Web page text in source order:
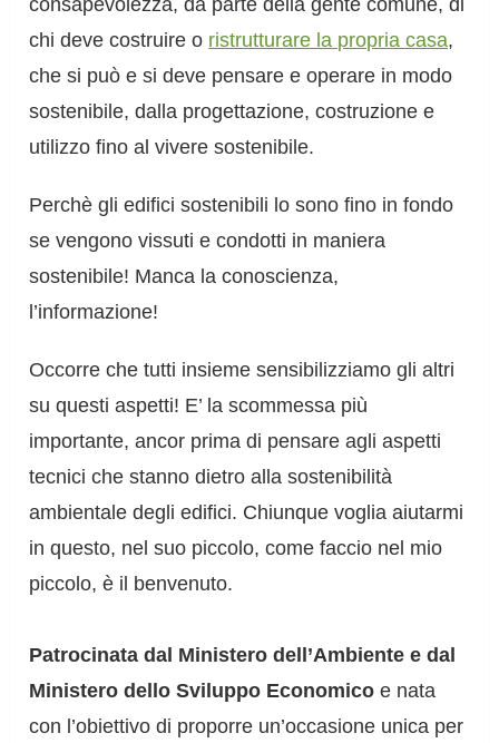
chi deve costruire o ristrutturare la propria casa,
che si può e si deve pensare e operare in modo
sostenibile, dalla progettazione, costruzione e
utilizzo fino al vivere sostenibile.
Perchè gli edifici sostenibili lo sono fino in fondo
se vengono vissuti e condotti in maniera
sostenibile! Manca la conoscienza,
l’informazione!
Occorre che tutti insieme sensibilizziamo gli altri
su questi aspetti! E’ la scommessa più
importante, ancor prima di pensare agli aspetti
tecnici che stanno dietro alla sostenibilità
ambientale degli edifici. Chiunque voglia aiutarmi
in questo, nel suo piccolo, come faccio nel mio
piccolo, è il benvenuto.
Patrocinata dal Ministero dell’Ambiente e dal
Ministero dello Sviluppo Economico e nata
con l’obiettivo di proporre un’occasione unica per